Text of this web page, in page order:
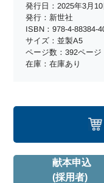
発行日：2025年3月10
発行：新世社
ISBN：978-4-88384-
サイズ：並製A5
ページ数：392ページ
在庫：在庫あり
献本申込
(採用者)